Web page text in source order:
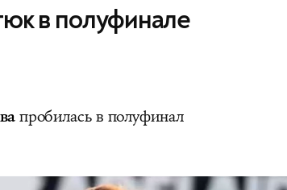
в полуфинале
пробилась в полуфинал